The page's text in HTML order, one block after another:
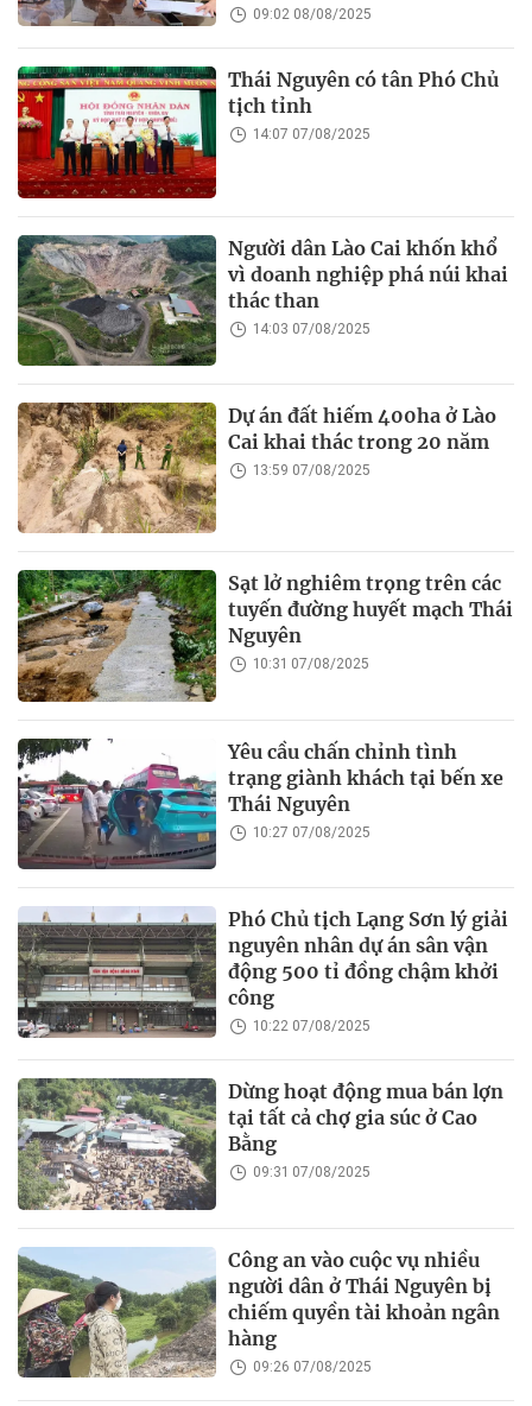
09:02 08/08/2025
Thái Nguyên có tân Phó Chủ
tịch tỉnh
14:07 07/08/2025
Người dân Lào Cai khốn khổ
vì doanh nghiệp phá núi khai
thác than
14:03 07/08/2025
Dự án đất hiếm 400ha ở Lào
Cai khai thác trong 20 năm
13:59 07/08/2025
Sạt lở nghiêm trọng trên các
tuyến đường huyết mạch Thái
Nguyên
10:31 07/08/2025
Yêu cầu chấn chỉnh tình
trạng giành khách tại bến xe
Thái Nguyên
10:27 07/08/2025
Phó Chủ tịch Lạng Sơn lý giải
nguyên nhân dự án sân vận
động 500 tỉ đồng chậm khởi
công
10:22 07/08/2025
Dừng hoạt động mua bán lợn
tại tất cả chợ gia súc ở Cao
Bằng
09:31 07/08/2025
Công an vào cuộc vụ nhiều
người dân ở Thái Nguyên bị
chiếm quyền tài khoản ngân
hàng
09:26 07/08/2025